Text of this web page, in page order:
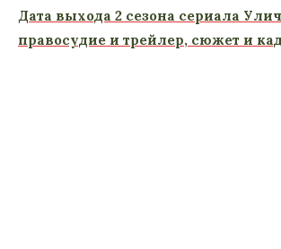
Дата выхода 2 сезона сериала
правосудие и трейлер, сюжет и